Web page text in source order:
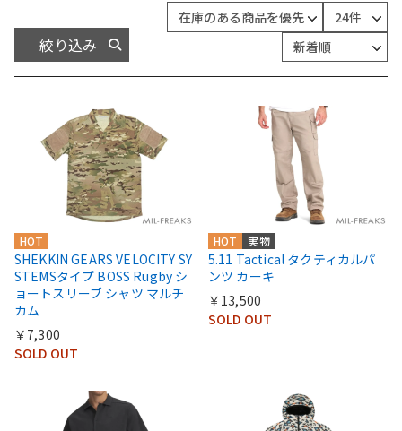
絞り込み
HOT
SHEKKIN GEARS VELOCITY SY
STEMSタイプ BOSS Rugby シ
ョートスリーブ シャツ マルチ
カム
￥7,300
SOLD OUT
HOT 実物
5.11 Tactical タクティカルパ
ンツ カーキ
￥13,500
SOLD OUT